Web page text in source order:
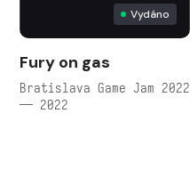
Vydáno
Fury on gas
Bratislava Game Jam 2022
— 2022